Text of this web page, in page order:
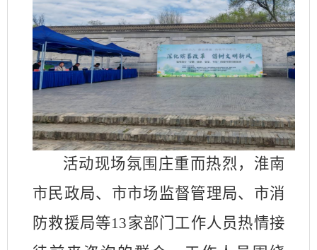
活动现场氛围庄重而热烈，淮南
市民政局、市市场监督管理局、市消
防救援局等13家部门工作人员热情接